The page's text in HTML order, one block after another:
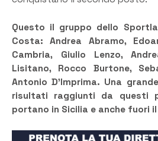
Questo il gruppo dello
Costa: Andrea Abramo,
Cambria, Giulio Lenzo,
Lisitano, Rocco Burtone,
Antonio D’Imprima. Una
risultati raggiunti da questi
portano in Sicilia e anche fuori